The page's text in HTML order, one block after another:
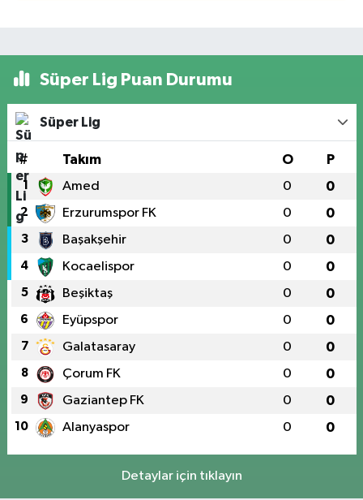
Süper Lig Puan Durumu
Süper Lig
# Takım O P
1 Amed 0 0
2 Erzurumspor FK 0 0
3 Başakşehir 0 0
4 Kocaelispor 0 0
5 Beşiktaş 0 0
6 Eyüpspor 0 0
7 Galatasaray 0 0
8 Çorum FK 0 0
9 Gaziantep FK 0 0
10 Alanyaspor 0 0
Detaylar için tıklayın